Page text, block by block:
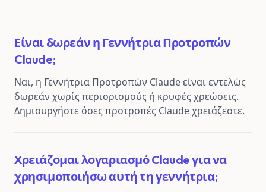
Είναι δωρεάν η Γεννήτρια Προτροπών
Claude;
Ναι, η Γεννήτρια Προτροπών Claude είναι εντελώς
δωρεάν χωρίς περιορισμούς ή κρυφές χρεώσεις.
Δημιουργήστε όσες προτροπές Claude χρειάζεστε.
Χρειάζομαι λογαριασμό Claude για να
χρησιμοποιήσω αυτή τη γεννήτρια;